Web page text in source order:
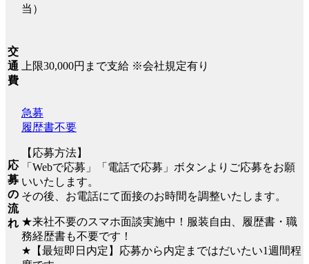
当）
交
通
費
上限30,000円まで支給 ※会社規定有り
応
募
の
流
れ
急募
履歴書不要
【応募方法】
「Webで応募」「電話で応募」ボタンよりご応募をお願
いいたします。
その後、お電話にて面接のお時間を調整いたします。
★来社不要のスマホ面談実施中！服装自由、履歴書・職
務経歴書も不要です！
★【最短即日内定】応募から内定まではだいたい1週間程